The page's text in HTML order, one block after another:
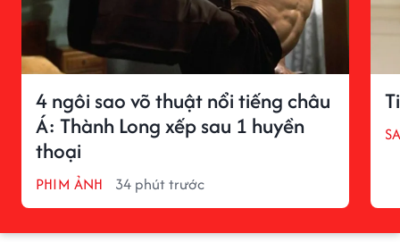
4 ngôi sao võ thuật nổi tiếng châu
Á: Thành Long xếp sau 1 huyền
thoại
PHIM ẢNH 34 phút trước